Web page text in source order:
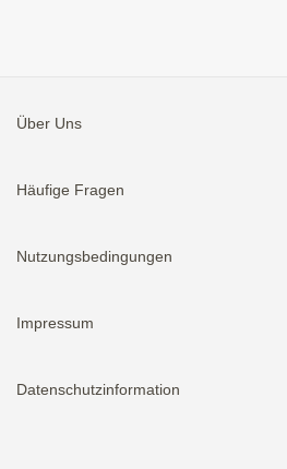
Über Uns
Häufige Fragen
Nutzungsbedingungen
Impressum
Datenschutzinformation